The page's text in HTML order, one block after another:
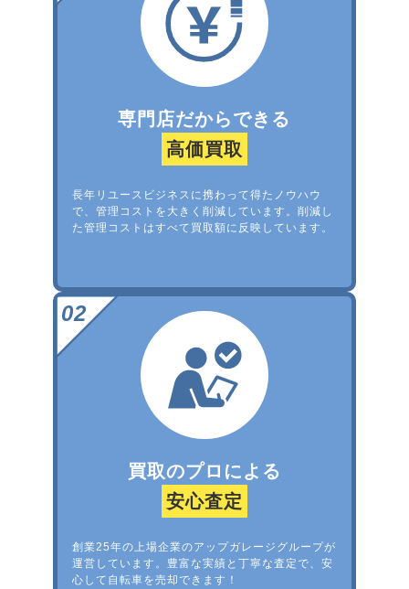
専門店だからできる
高価買取
長年リユースビジネスに携わって得たノウハウ
で、管理コストを大きく削減しています。削減し
た管理コストはすべて買取額に反映しています。
買取のプロによる
安心査定
創業25年の上場企業のアップガレージグループが
運営しています。豊富な実績と丁寧な査定で、安
心して自転車を売却できます！